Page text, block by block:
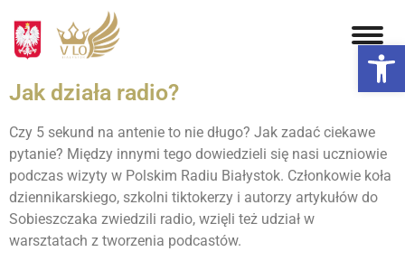
Jak działa radio?
Czy 5 sekund na antenie to nie długo? Jak zadać ciekawe
pytanie? Między innymi tego dowiedzieli się nasi uczniowie
podczas wizyty w Polskim Radiu Białystok. Członkowie koła
dziennikarskiego, szkolni tiktokerzy i autorzy artykułów do
Sobieszczaka zwiedzili radio, wzięli też udział w
warsztatach z tworzenia podcastów.